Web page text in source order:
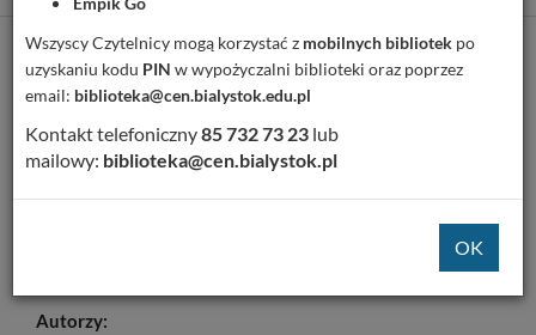
Cytuj
Dodaj na Twoją półkę
Szczegóły MARC 21
Autorzy:
Wszyscy Czytelnicy mogą korzystać z mobilnych bibliotek po
uzyskaniu kodu PIN w wypożyczalni biblioteki oraz poprzez
email: biblioteka@cen.bialystok.edu.pl
Kontakt telefoniczny85 732 73 23 lub
mailowy: biblioteka@cen.bialystok.pl